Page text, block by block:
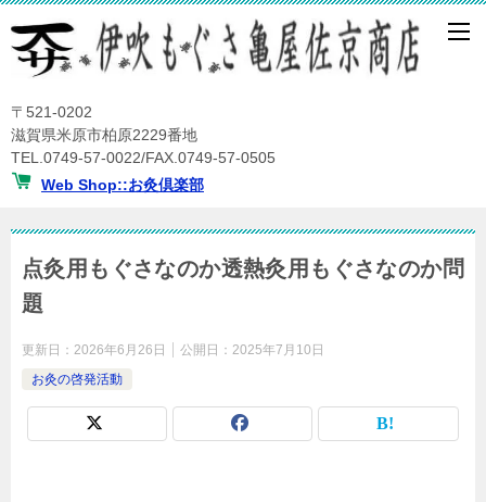
〒521-0202
滋賀県米原市柏原2229番地
TEL.0749-57-0022/FAX.0749-57-0505
Web Shop::お灸倶楽部
点灸用もぐさなのか透熱灸用もぐさなのか問
題
更新日： 2026年6月26日 公開日： 2025年7月10日
お灸の啓発活動